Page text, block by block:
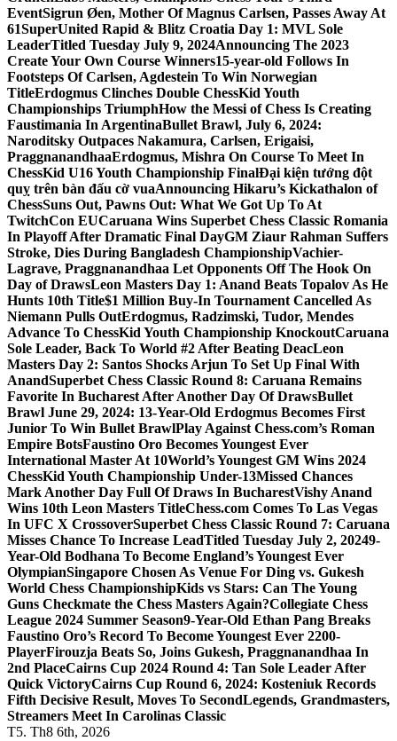
EventSigrun Øen, Mother Of Magnus Carlsen, Passes Away At
61SuperUnited Rapid & Blitz Croatia Day 1: MVL Sole
LeaderTitled Tuesday July 9, 2024Announcing The 2023
Create Your Own Course Winners15-year-old Follows In
Footsteps Of Carlsen, Agdestein To Win Norwegian
TitleErdogmus Clinches Double ChessKid Youth
Championships TriumphHow the Messi of Chess Is Creating
Faustimania In ArgentinaBullet Brawl, July 6, 2024:
Naroditsky Outpaces Nakamura, Carlsen, Erigaisi,
PraggnanandhaaErdogmus, Mishra On Course To Meet In
ChessKid U16 Youth Championship FinalĐại kiện tướng đột
quỵ trên bàn đấu cờ vuaAnnouncing Hikaru’s Kickathalon of
ChessSuns Out, Pawns Out: What We Got Up To At
TwitchCon EUCaruana Wins Superbet Chess Classic Romania
In Playoff After Dramatic Final DayGM Ziaur Rahman Suffers
Stroke, Dies During Bangladesh ChampionshipVachier-
Lagrave, Praggnanandhaa Let Opponents Off The Hook On
Day of DrawsLeon Masters Day 1: Anand Beats Topalov As He
Hunts 10th Title$1 Million Buy-In Tournament Cancelled As
Niemann Pulls OutErdogmus, Radzimski, Tudor, Mendes
Advance To ChessKid Youth Championship KnockoutCaruana
Sole Leader, Back To World #2 After Beating DeacLeon
Masters Day 2: Santos Shocks Arjun To Set Up Final With
AnandSuperbet Chess Classic Round 8: Caruana Remains
Favorite In Bucharest After Another Day Of DrawsBullet
Brawl June 29, 2024: 13-Year-Old Erdogmus Becomes First
Junior To Win Bullet BrawlPlay Against Chess.com’s Roman
Empire BotsFaustino Oro Becomes Youngest Ever
International Master At 10World’s Youngest GM Wins 2024
ChessKid Youth Championship Under-13Missed Chances
Mark Another Day Full Of Draws In BucharestVishy Anand
Wins 10th Leon Masters TitleChess.com Comes To Las Vegas
In UFC X CrossoverSuperbet Chess Classic Round 7: Caruana
Misses Chance To Increase LeadTitled Tuesday July 2, 20249-
Year-Old Bodhana To Become England’s Youngest Ever
OlympianSingapore Chosen As Venue For Ding vs. Gukesh
World Chess ChampionshipKids vs Stars: Can The Young
Guns Checkmate the Chess Masters Again?Collegiate Chess
League 2024 Summer Season9-Year-Old Ethan Pang Breaks
Faustino Oro’s Record To Become Youngest Ever 2200-
PlayerFirouzja Beats So, Joins Gukesh, Praggnanandhaa In
2nd PlaceCairns Cup 2024 Round 4: Tan Sole Leader After
Quick VictoryCairns Cup Round 6, 2024: Kosteniuk Records
Fifth Decisive Result, Moves To SecondLegends, Grandmasters,
Streamers Meet In Carolinas Classic
T5. Th8 6th, 2026